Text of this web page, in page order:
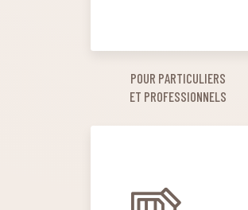
POUR PARTICULIERS
ET PROFESSIONNELS